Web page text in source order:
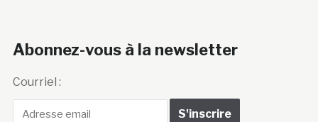
Abonnez-vous à la newsletter
Courriel :